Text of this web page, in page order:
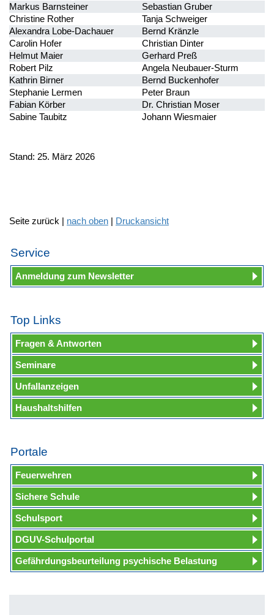
Markus Barnsteiner
Sebastian Gruber
Christine Rother
Tanja Schweiger
Alexandra Lobe-Dachauer
Bernd Kränzle
Carolin Hofer
Christian Dinter
Helmut Maier
Gerhard Preß
Robert Pilz
Angela Neubauer-Sturm
Kathrin Birner
Bernd Buckenhofer
Stephanie Lermen
Peter Braun
Fabian Körber
Dr. Christian Moser
Sabine Taubitz
Johann Wiesmaier
Stand: 25. März 2026
Seite zurück | nach oben | Druckansicht
Service
Anmeldung zum Newsletter
Top Links
Fragen & Antworten
Seminare
Unfallanzeigen
Haushaltshilfen
Portale
Feuerwehren
Sichere Schule
Schulsport
DGUV-Schulportal
Gefährdungsbeurteilung psychische Belastung